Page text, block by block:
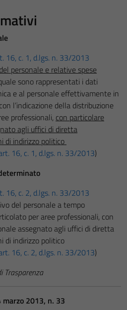
16, c. 1, d.lgs. n. 33/2013
personale e relative spese
sono rappresentati i dati
e al personale effettivamente in
l’indicazione della distribuzione
professionali, con particolare
agli uffici di diretta
di indirizzo politico
16, c. 1, d.lgs. n. 33/2013)
16, c. 2, d.lgs. n. 33/2013
del personale a tempo
per aree professionali, con
assegnato agli uffici di diretta
di indirizzo politico
16, c. 2, d.lgs. n. 33/2013)
Trasparenza
marzo 2013, n. 33